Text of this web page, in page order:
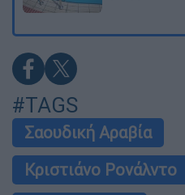
#TAGS
Σαουδική Αραβία
Κριστιάνο Ρονάλντο